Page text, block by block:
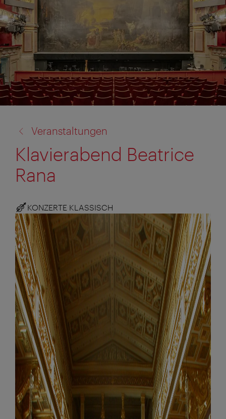
zu:
Veranstaltungen
Klavierabend Beatrice
Rana
KONZERTE KLASSISCH